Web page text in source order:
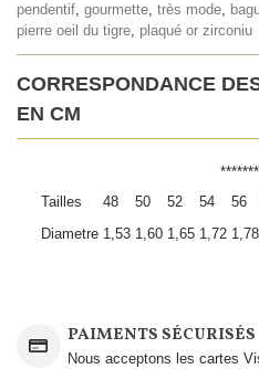
pendentif, gourmette, très mode,
pierre oeil du tigre, plaqué or zirconiu
CORRESPONDANCE
EN CM
Tailles
48 50 52 54 56
Diametre 1,53 1,60 1,65 1,72 1,78
PAIMENTS SÉCURISÉS
Nous acceptons les cartes